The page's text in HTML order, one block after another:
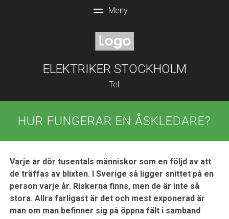
ELEKTRIKER STOCKHOLM
Tel:
HUR FUNGERAR EN ÅSKLEDARE?
Varje år dör tusentals människor som en följd av att
de träffas av blixten. I Sverige så ligger snittet på en
person varje år. Riskerna finns, men de är inte så
stora. Allra farligast är det och mest exponerad är
man om man befinner sig på öppna fält i samband